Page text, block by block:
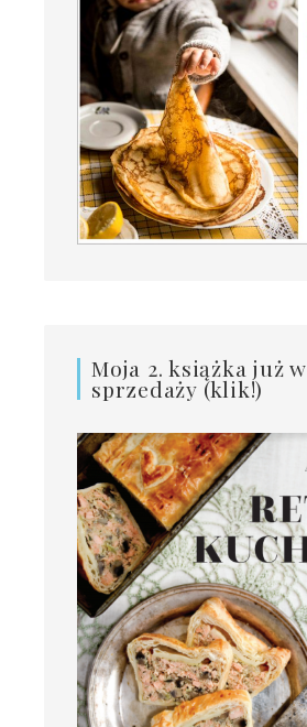
Moja 2. książka już w
sprzedaży (klik!)